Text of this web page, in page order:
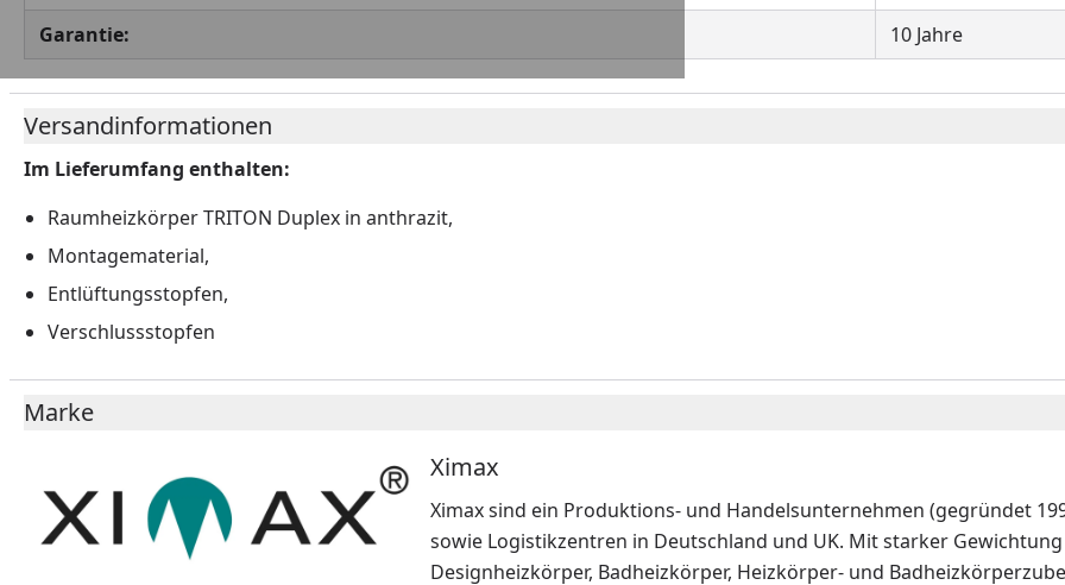
Garantie:
10 Jahre
Versandinformationen
Im Lieferumfang enthalten:
Raumheizkörper TRITON Duplex in anthrazit,
Montagematerial,
Entlüftungsstopfen,
Verschlussstopfen
Marke
Ximax
Ximax sind ein Produktions- und Handelsunternehmen (gegründet
sowie Logistikzentren in Deutschland und UK. Mit starker
Designheizkörper, Badheizkörper, Heizkörper- und